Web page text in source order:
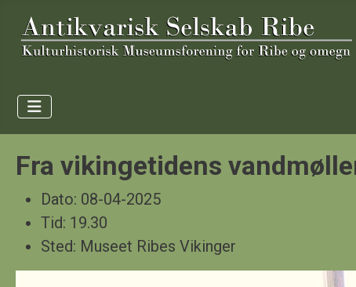
Fra vikingetidens
Dato: 08-04-2025
Tid: 19.30
Sted: Museet Ribes Vikinger